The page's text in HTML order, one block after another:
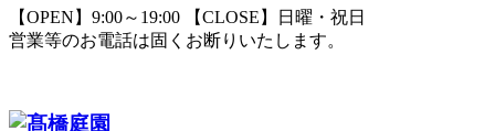
【OPEN】9:00～19:00 【CLOSE】日曜・祝日
営業等のお電話は固くお断りいたします。